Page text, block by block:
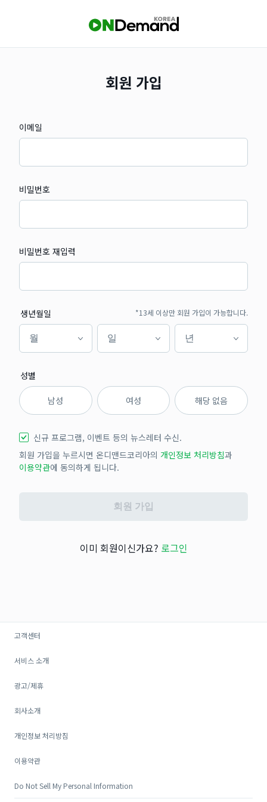
회원 가입
이메일
비밀번호
비밀번호 재입력
생년월일 *13세 이상만 회원 가입이 가능합니다.
월
월
일
일
년
년
성별
남성 여성 해당 없음
신규 프로그램, 이벤트 등의 뉴스레터 수신.
회원 가입을 누르시면 온디맨드코리아의 개인정보 처리방침과
이용약관에 동의하게 됩니다.
회원 가입
이미 회원이신가요? 로그인
고객센터
서비스 소개
광고/제휴
회사소개
개인정보 처리방침
이용약관
Do Not Sell My Personal Information